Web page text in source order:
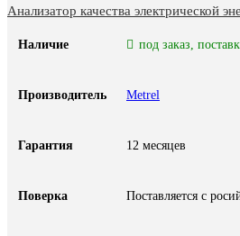
Анализатор качества электрической
Наличие под заказ,
Производитель Metrel
Гарантия 12 месяцев
Поверка Поставляется с